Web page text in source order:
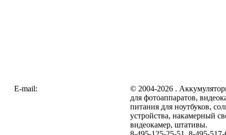
E-mail:
© 2004-2026 .
для фотоаппаратов,
питания для ноутбуков,
устройства, накамерный
видеокамер, штативы.